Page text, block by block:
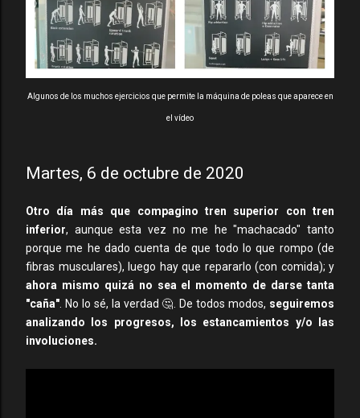
Algunos de los muchos ejercicios que permite la máquina de poleas que aparece en
el vídeo
Martes, 6 de octubre de 2020
Otro día más que compagino tren superior con tren
inferior, aunque esta vez no me he "machacado" tanto
porque me he dado cuenta de que todo lo que rompo (de
fibras musculares), luego hay que repararlo (con comida); y
ahora mismo quizá no sea el momento de darse tanta
"caña" . No lo sé, la verdad 🤔. De todos modos, seguiremos
analizando los progresos, los estancamientos y/o las
involuciones.